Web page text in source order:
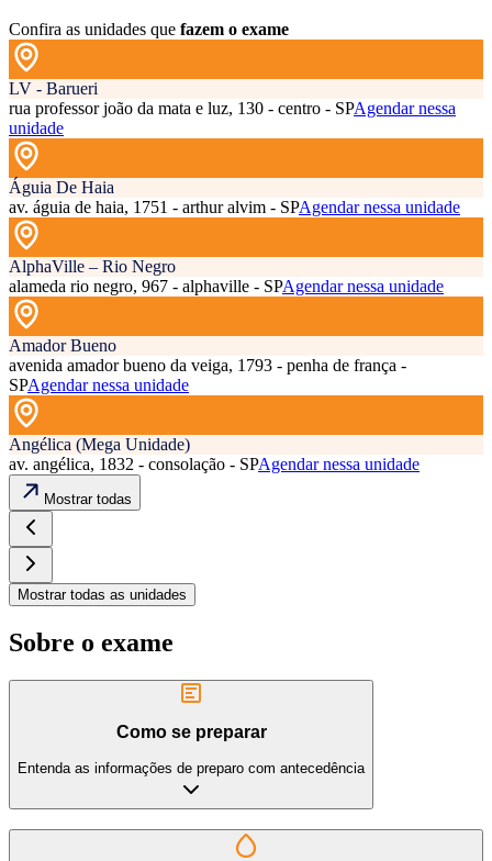
Confira as unidades que fazem o exame
LV - Barueri
rua professor joão da mata e luz, 130 - centro - SPAgendar nessa
unidade
Águia De Haia
av. águia de haia, 1751 - arthur alvim - SPAgendar nessa unidade
AlphaVille – Rio Negro
alameda rio negro, 967 - alphaville - SPAgendar nessa unidade
Amador Bueno
avenida amador bueno da veiga, 1793 - penha de frança -
SPAgendar nessa unidade
Angélica (Mega Unidade)
av. angélica, 1832 - consolação - SPAgendar nessa unidade
Mostrar todas
Mostrar todas as unidades
Sobre o exame
Como se preparar
Entenda as informações de preparo com antecedência